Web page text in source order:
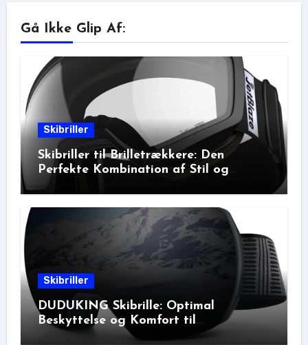
Gå Ikke Glip Af:
Skibriller
Skibriller til Brilletrækkere: Den
Perfekte Kombination af Stil og
Beskyttelse
Skibriller
DUDUKING Skibrille: Optimal
Beskyttelse og Komfort til
Vinteraktiviteter